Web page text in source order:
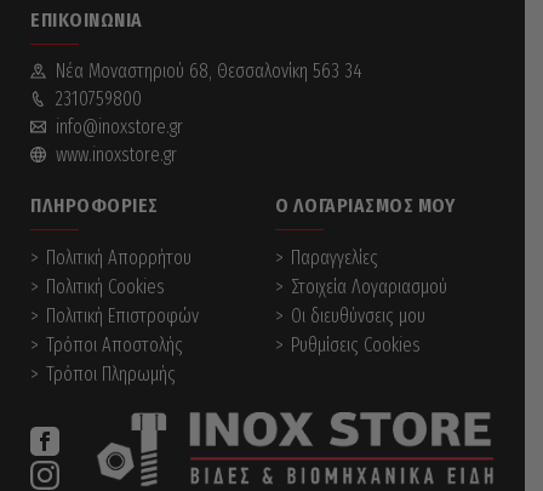
ΕΠΙΚΟΙΝΩΝΊΑ
Νέα Mοναστηριού 68, Θεσσαλονίκη 563 34
2310759800
info@inoxstore.gr
www.inoxstore.gr
ΠΛΗΡΟΦΟΡΊΕΣ
Πολιτική Απορρήτου
Πολιτική Cookies
Πολιτική Επιστροφών
Τρόποι Αποστολής
Τρόποι Πληρωμής
Ο ΛΟΓΑΡΙΑΣΜΌΣ ΜΟΥ
Παραγγελίες
Στοιχεία Λογαριασμού
Οι διευθύνσεις μου
Ρυθμίσεις Cookies